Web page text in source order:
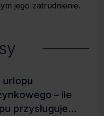
jego zatrudnienie.
urlopu
– ile
przysługuje